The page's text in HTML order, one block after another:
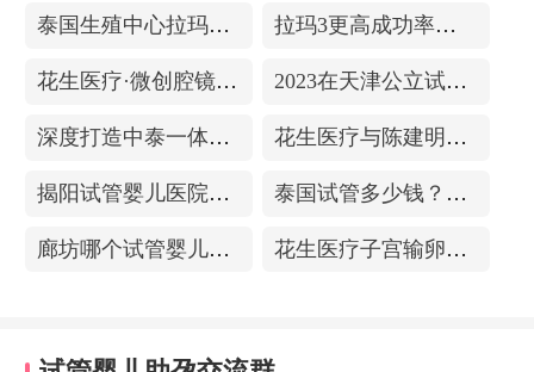
泰国生殖中心拉玛3-更高成功率的保障-治愈系的医院环境 拉玛3更高成功率的保障——泰国超强实验室
花生医疗·微创腔镜中心 2023在天津公立试管医院排名，附带费用明细
深度打造中泰一体化医疗体系！花生医疗中国专家团赴泰考察交流 花生医疗与陈建明教授达成战略合作，共促精准保胎事业发展
揭阳试管婴儿医院排名，附带试管成功率 泰国试管多少钱？收费包含什么项目？不成功能退款？
廊坊哪个试管婴儿医院可以包成功？内附试管费用! 花生医疗子宫输卵管造影中心